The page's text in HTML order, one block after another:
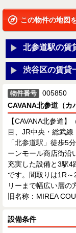
この物件の地図
北参道駅の賃
渋谷区の賃貸
物件番号
005850
CAVANA北参道（カ
【CAVANA北参道
目、JR中央・総武
「北参道駅」徒歩5
ーンモール商店街沿
充実した設備と3駅4
です。間取りは1R
リーまで幅広い層の
旧名称：MIREA
設備条件